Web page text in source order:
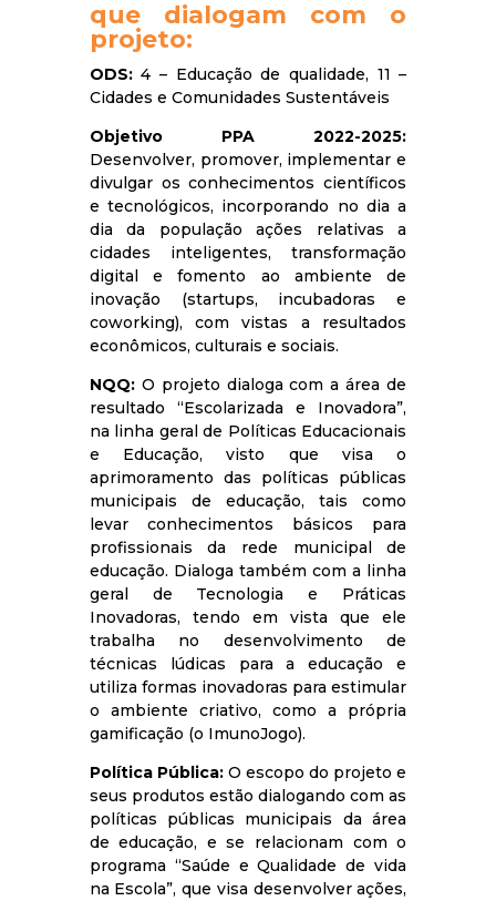
que dialogam com o
projeto:
ODS:4 – Educação de qualidade, 11 –
Cidades e Comunidades Sustentáveis
Objetivo PPA 2022-2025:
Desenvolver, promover, implementar e
divulgar os conhecimentos científicos
e tecnológicos, incorporando no dia a
dia da população ações relativas a
cidades inteligentes, transformação
digital e fomento ao ambiente de
inovação (startups, incubadoras e
coworking), com vistas a resultados
econômicos, culturais e sociais.
NQQ:O projeto dialoga com a área de
resultado “Escolarizada e Inovadora”,
na linha geral de Políticas Educacionais
e Educação, visto que visa o
aprimoramento das políticas públicas
municipais de educação, tais como
levar conhecimentos básicos para
profissionais da rede municipal de
educação. Dialoga também com a linha
geral de Tecnologia e Práticas
Inovadoras, tendo em vista que ele
trabalha no desenvolvimento de
técnicas lúdicas para a educação e
utiliza formas inovadoras para estimular
o ambiente criativo, como a própria
gamificação (o ImunoJogo).
Política Pública: O escopo do projeto e
seus produtos estão dialogando com as
políticas públicas municipais da área
de educação, e se relacionam com o
programa “Saúde e Qualidade de vida
na Escola”, que visa desenvolver ações,